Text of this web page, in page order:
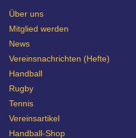
Über uns
Mitglied werden
News
Vereinsnachrichten (Hefte)
Handball
Rugby
Tennis
Vereinsartikel
Handball-Shop